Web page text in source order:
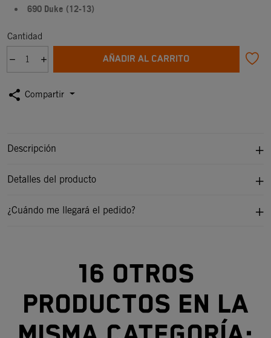
690 Duke (12-13)
Cantidad
AÑADIR AL CARRITO
share Compartir
Descripción
Detalles del producto
¿Cuándo me llegará el pedido?
16 otros
productos en la